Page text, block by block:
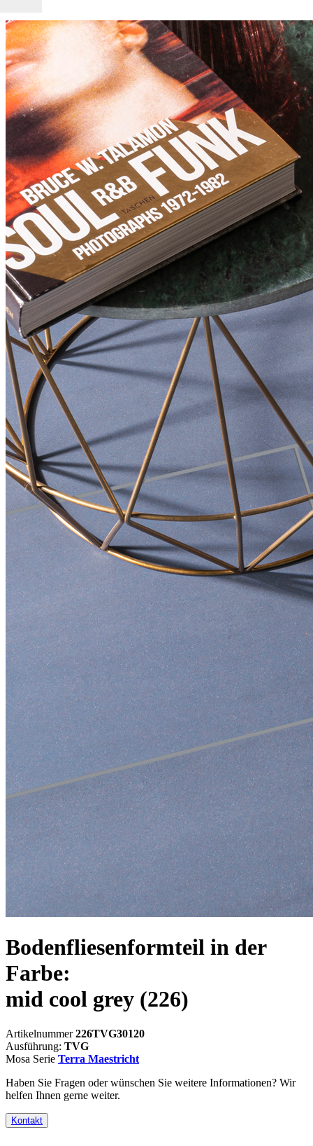
Bodenfliesenformteil in der
Farbe:
mid cool grey (226)
Artikelnummer226TVG30120
Ausführung: TVG
Mosa Serie Terra Maestricht
Haben Sie Fragen oder wünschen Sie weitere Informationen? Wir
helfen Ihnen gerne weiter.
Kontakt